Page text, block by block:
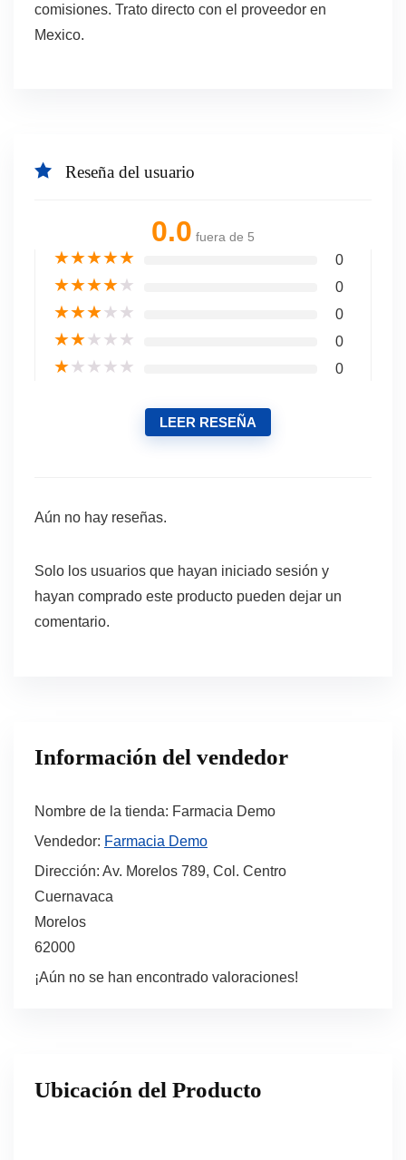
comisiones. Trato directo con el proveedor en
Mexico.
Reseña del usuario
0.0 fuera de 5
★★★★★ 0
★★★★★ 0
★★★★★ 0
★★★★★ 0
★★★★★ 0
LEER RESEÑA
Aún no hay reseñas.
Solo los usuarios que hayan iniciado sesión y
hayan comprado este producto pueden dejar un
comentario.
Información del vendedor
Nombre de la tienda: Farmacia Demo
Vendedor: Farmacia Demo
Dirección: Av. Morelos 789, Col. Centro
Cuernavaca
Morelos
62000
¡Aún no se han encontrado valoraciones!
Ubicación del Producto